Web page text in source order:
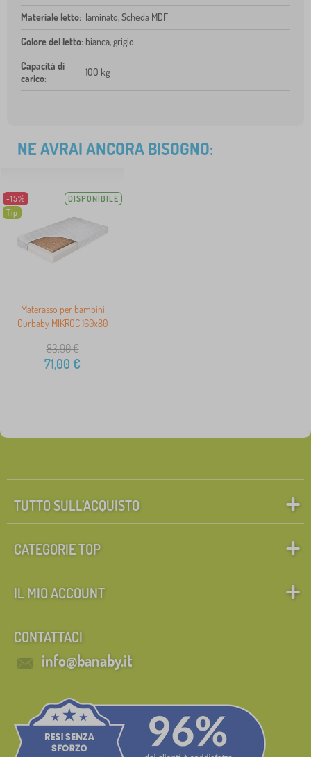
Materiale letto: laminato, Scheda MDF
Colore del letto: bianca, grigio
Capacità di
carico:
100 kg
NE AVRAI ANCORA BISOGNO:
-15%
Tip
DISPONIBILE
Materasso per bambini
Ourbaby MIKROC 160x80
83,90€
71,00 €
TUTTO SULL’ACQUISTO
CATEGORIE TOP
IL MIO ACCOUNT
CONTATTACI
info@banaby.it